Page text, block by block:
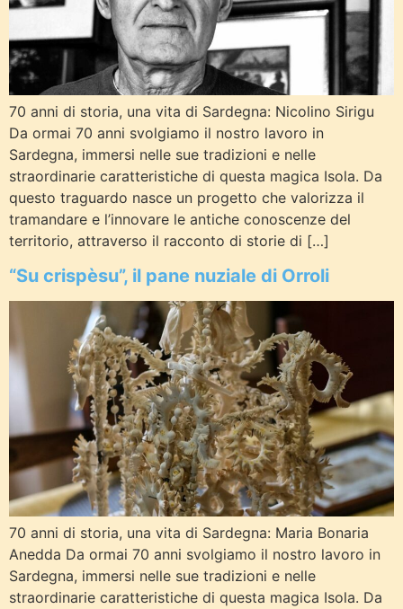
70 anni di storia, una vita di Sardegna: Nicolino Sirigu
Da ormai 70 anni svolgiamo il nostro lavoro in
Sardegna, immersi nelle sue tradizioni e nelle
straordinarie caratteristiche di questa magica Isola. Da
questo traguardo nasce un progetto che valorizza il
tramandare e l’innovare le antiche conoscenze del
territorio, attraverso il racconto di storie di […]
“Su crispèsu”, il pane nuziale di Orroli
70 anni di storia, una vita di Sardegna: Maria Bonaria
Anedda Da ormai 70 anni svolgiamo il nostro lavoro in
Sardegna, immersi nelle sue tradizioni e nelle
straordinarie caratteristiche di questa magica Isola. Da